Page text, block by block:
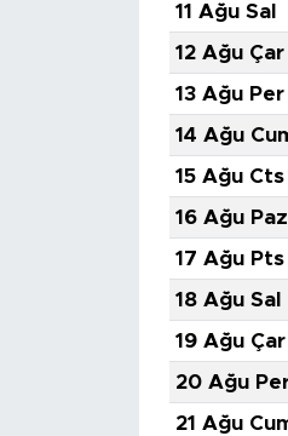
11 Ağu Sal
12 Ağu Çar
13 Ağu Per
14 Ağu
15 Ağu Cts
16 Ağu Paz
17 Ağu Pts
18 Ağu Sal
19 Ağu Çar
20 Ağu
21 Ağu